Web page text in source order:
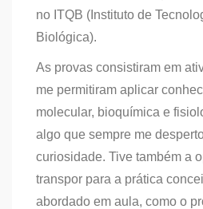
no ITQB (Instituto de
Biológica).
As provas consistiram em
me permitiram aplicar
molecular, bioquímica e
algo que sempre me
curiosidade. Tive também a
transpor para a prática
abordado em aula, como o